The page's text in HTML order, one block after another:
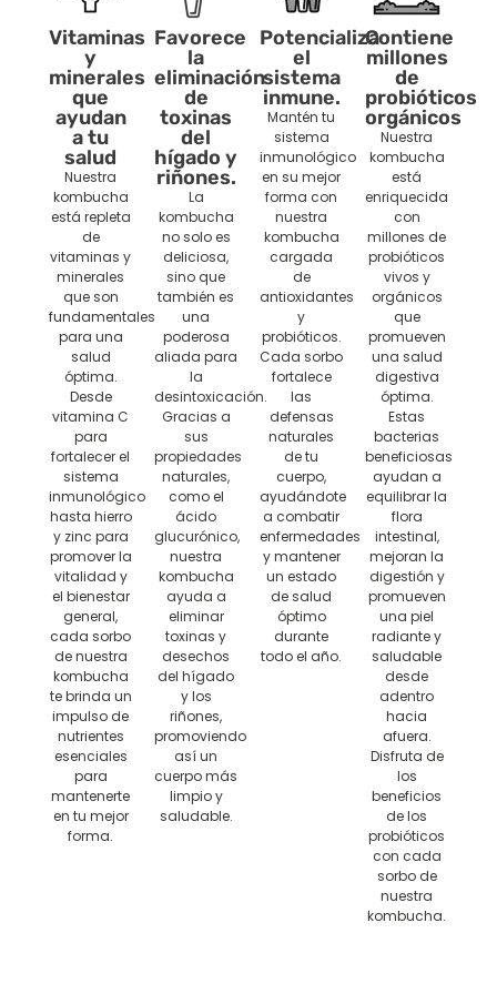
Vitaminas
y
minerales
que
ayudan
a tu
salud
Nuestra
kombucha
está repleta
de
vitaminas y
minerales
que son
fundamentales
para una
salud
óptima.
Desde
vitamina C
para
fortalecer el
sistema
inmunológico
hasta hierro
y zinc para
promover la
vitalidad y
el bienestar
general,
cada sorbo
de nuestra
kombucha
te brinda un
impulso de
nutrientes
esenciales
para
mantenerte
en tu mejor
forma.
Favorece
la
eliminación
de
toxinas
del
hígado y
riñones.
La
kombucha
no solo es
deliciosa,
sino que
también es
una
poderosa
aliada para
la
desintoxicación.
Gracias a
sus
propiedades
naturales,
como el
ácido
glucurónico,
nuestra
kombucha
ayuda a
eliminar
toxinas y
desechos
del hígado
y los
riñones,
promoviendo
así un
cuerpo más
limpio y
saludable.
Potencializa
el
sistema
inmune.
Mantén tu
sistema
inmunológico
en su mejor
forma con
nuestra
kombucha
cargada
de
antioxidantes
y
probióticos.
Cada sorbo
fortalece
las
defensas
naturales
de tu
cuerpo,
ayudándote
a combatir
enfermedades
y mantener
un estado
de salud
óptimo
durante
todo el año.
Contiene
millones
de
probióticos
orgánicos
Nuestra
kombucha
está
enriquecida
con
millones de
probióticos
vivos y
orgánicos
que
promueven
una salud
digestiva
óptima.
Estas
bacterias
beneficiosas
ayudan a
equilibrar la
flora
intestinal,
mejoran la
digestión y
promueven
una piel
radiante y
saludable
desde
adentro
hacia
afuera.
Disfruta de
los
beneficios
de los
probióticos
con cada
sorbo de
nuestra
kombucha.